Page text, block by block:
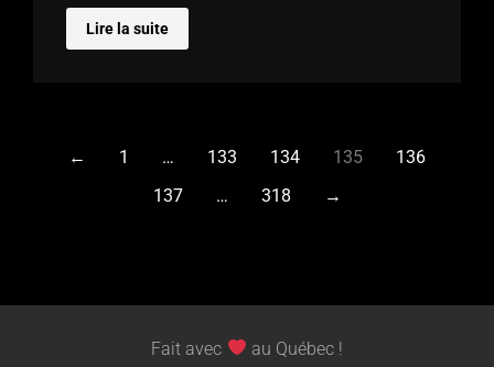
Lire la suite
← 1 … 133 134 135
136
137
… 318 →
Fait avec au Québec !